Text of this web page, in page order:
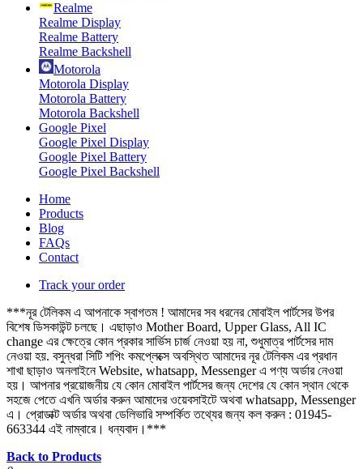
Realme
Realme Display
Realme Battery
Realme Backshell
Motorola
Motorola Display
Motorola Battery
Motorola Backshell
Google Pixel
Google Pixel Display
Google Pixel Battery
Google Pixel Backshell
Home
Products
Blog
FAQs
Contact
Track your order
***নূর টেলিকম এ আপনাকে স্বাগতম ! আমাদের সব ধরনের মোবাইল পার্টসের উপর
বিশেষ ডিসকাউন্ট চলছে। এছাড়াও Mother Board, Upper Glass, All IC
change এর ক্ষেত্রে কোন প্রকার সার্ভিস চার্জ নেওয়া হয় না, শুধুমাত্র পার্টসের দাম
নেওয়া হয়. বসুন্ধরা সিটি শপিং কমপ্লেক্সে অবস্থিত আমাদের নূর টেলিকম এর প্রধান
শাখা ছাড়াও অনলাইনে Website, whatsapp, Messenger এ পণ্য অর্ডার নেওয়া
হয়। আপনার প্রয়োজনীয় যে কোন মোবাইল পার্টসের জন্য দেশের যে কোন স্থান থেকে
সহজে পেতে এখনি অর্ডার করুন আমাদের ওয়েবসাইটে অথবা whatsapp, Messenger
এ। প্রোডাক্ট অর্ডার অথবা ডেলিভারি সম্পর্কিত তথ্যের জন্য কল করুন : 01945-
663344 এই নাম্বারে। ধন্যবাদ।***
Back to Products